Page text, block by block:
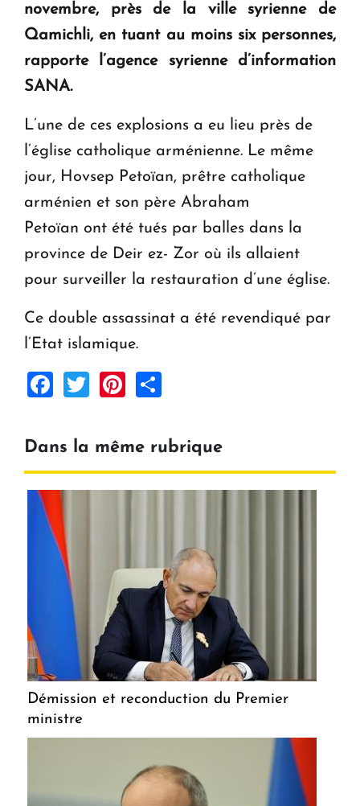
KASA : 30 ans d'audace, de résilience et d'avenir
en Arménie
Le premier hôtel Hyatt Regency d'Arménie
novembre, près de la ville syrienne de
Qamichli, en tuant au moins six personnes,
rapporte l’agence syrienne d’information
SANA.
L’une de ces explosions a eu lieu près de
l’église catholique arménienne. Le même
jour, Hovsep Petoïan, prêtre catholique
arménien et son père Abraham
Petoïan ont été tués par balles dans la
province de Deir ez- Zor où ils allaient
pour surveiller la restauration d’une église.
Ce double assassinat a été revendiqué par
l’Etat islamique.
Facebook
TwitterPinterest
Dans la même rubrique
Démission et reconduction du Premier
ministre